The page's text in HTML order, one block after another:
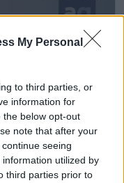
My Personal
to third parties, or
information for
the below opt-out
note that after your
seeing
utilized by
third parties prior to